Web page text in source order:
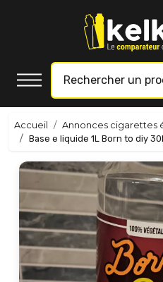
Accueil
Annonces cigarettes
Base e liquide 1L Born to diy